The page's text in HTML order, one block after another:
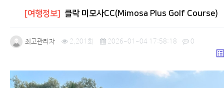
[여행정보] 클락 미모사CC(Mimosa Plus Golf Course)
최고관리자 2,201회 2026-01-04 17:58:18 0
본문